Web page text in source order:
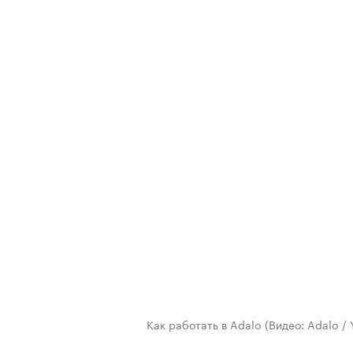
Как работать в Adalo (Видео: Adalo /